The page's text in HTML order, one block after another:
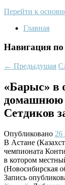
Перейти к
Главная
Навигация по
← Предыдущая
«Барыс» в
домашнюю
Сетдиков
Опубликовано 26
В Астане
чемпионата
в котором
(Новосибирская
Запись